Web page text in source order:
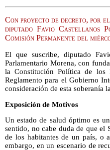
Con proyecto de decreto, por
diputado Favio Castellanos
Comisión Permanente del
El que suscribe, diputado
Parlamentario Morena, con
la Constitución Política de
Reglamento para el Gobierno
consideración de esta soberanía
Exposición de Motivos
Un estado de salud óptimo es
sentido, no cabe duda de que el
de los habitantes de un país, o
embargo, en un escenario de